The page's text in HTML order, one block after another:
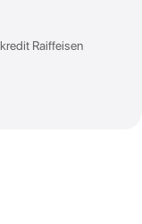
Raiffeisen